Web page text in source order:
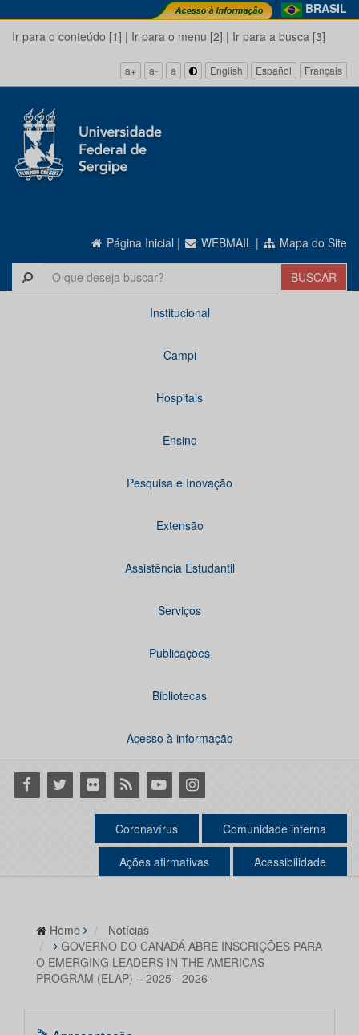
BRASIL
Ir para o conteúdo [1] | Ir para o menu [2] | Ir para a busca [3]
a+ a- a English Español Français
Página Inicial | WEBMAIL | Mapa do Site
Institucional
Campi
Hospitais
Ensino
Pesquisa e Inovação
Extensão
Assistência Estudantil
Serviços
Publicações
Bibliotecas
Acesso à informação
Facebook
Twitter Flickr RSS YoutubeInstagram
Coronavírus Comunidade interna
Ações afirmativas Acessibilidade
Home
Notícias
GOVERNO DO CANADÁ ABRE INSCRIÇÕES PARA
O EMERGING LEADERS IN THE AMERICAS
PROGRAM (ELAP) – 2025 - 2026